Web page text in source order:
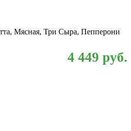
Мясная, Три Сыра, Пепперони
4 449 руб.